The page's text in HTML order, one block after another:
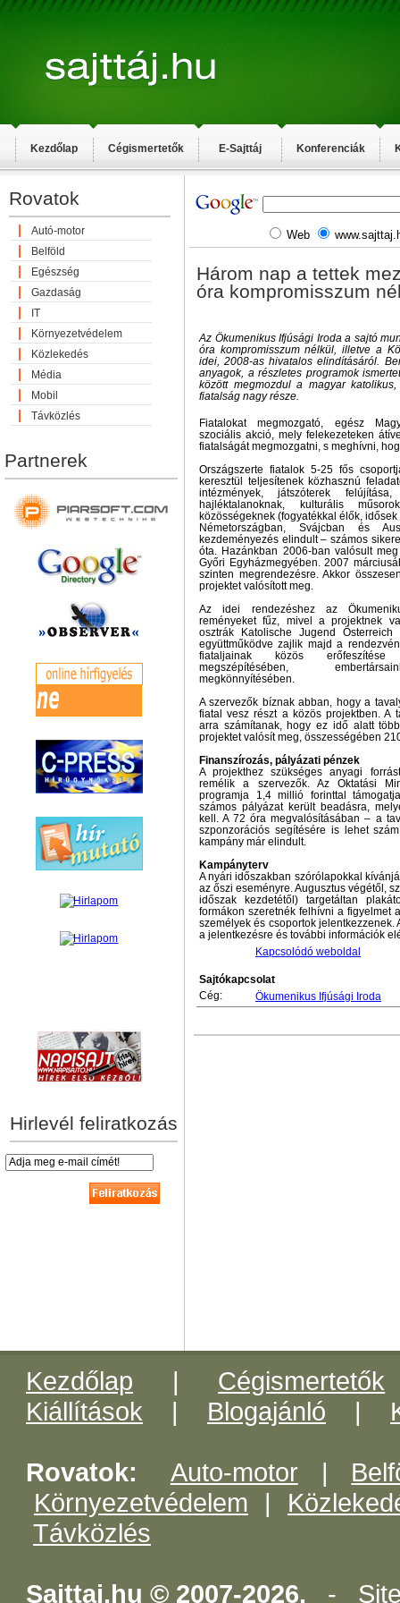
Kezdőlap Cégismertetők E-Sajttáj Konferenciák
Rovatok
Autó-motor
Belföld
Egészség
Gazdaság
IT
Környezetvédelem
Közlekedés
Média
Mobil
Távközlés
Partnerek
Hirlevél feliratkozás
Web
Három nap a tettek
óra kompromisszum
Az Ökumenikus Ifjúsági Iroda a sajtó
óra kompromisszum nélkül, illetve a
idei, 2008-as hivatalos elindításáról.
anyagok, a részletes programok
között megmozdul a magyar
fiatalság nagy része.
Fiatalokat megmozgató, egész
szociális akció, mely felekezeteken
fiatalságát megmozgatni, s meghívni,
Országszerte fiatalok 5-25 fős
keresztül teljesítenek közhasznú
intézmények, játszóterek
hajléktalanoknak, kulturális
közösségeknek (fogyatékkal élők, idősek
Németországban, Svájcban és
kezdeményezés elindult – számos
óta. Hazánkban 2006-ban valósult
Győri Egyházmegyében. 2007
szinten megrendezésre. Akkor
projektet valósított meg.
Az idei rendezéshez az
reményeket fűz, mivel a projektnek
osztrák Katolische Jugend
együttműködve zajlik majd a
fiataljainak közös erőfeszítése
megszépítésében,
megkönnyítésében.
A szervezők bíznak abban, hogy a
fiatal vesz részt a közös projektben. A
arra számítanak, hogy ez idő alatt
projektet valósít meg, összességében
Finanszírozás, pályázati pénzek
A projekthez szükséges anyagi
remélik a szervezők. Az Oktatási
programja 1,4 millió forinttal
számos pályázat került beadásra,
kell. A 72 óra megvalósításában – a
szponzorációs segítésére is lehet
kampány már elindult.
Kampányterv
A nyári időszakban szórólapokkal
az őszi eseményre. Augusztus végétől,
időszak kezdetétől) targetáltan
formákon szeretnék felhívni a figyelmet
személyek és csoportok jelentkezzenek.
a jelentkezésre és további információk
Kapcsolódó weboldal
Sajtókapcsolat
Cég:
Ökumenikus Ifjúsági Iroda
Kezdőlap | Cégismertetők
Kiállítások | Blogajánló |
Rovatok: Auto-motor|
Környezetvédelem |
Távközlés
Sajttaj.hu © 2007-2026. -